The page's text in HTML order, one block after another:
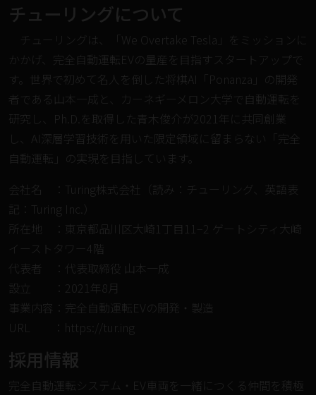
チューリングについて
チューリングは、「We Overtake Tesla」をミッションに
かかげ、完全⾃動運転EVの量産を⽬指すスタートアップで
す。世界で初めて名人を倒した将棋AI「Ponanza」の開発
者である⼭本⼀成と、カーネギーメロン⼤学で自動運転を
研究し、Ph.D.を取得した⻘⽊俊介が2021年に共同創業
し、AI深層学習技術を⽤いた限定領域に留まらない「完全
自動運転」の実現を目指しています。
会社名 ：Turing株式会社（読み：チューリング、英語表
記：Turing Inc.）
所在地 ：東京都品川区大崎1丁目11−2 ゲートシティ大崎
イーストタワー4階
代表者 ：代表取締役 ⼭本⼀成
設⽴ ：2021年8⽉
事業内容：完全自動運転EVの開発・製造
URL ： https://tur.ing
採⽤情報
完全⾃動運転システム・EV⾞両を⼀緒につくる仲間を積極